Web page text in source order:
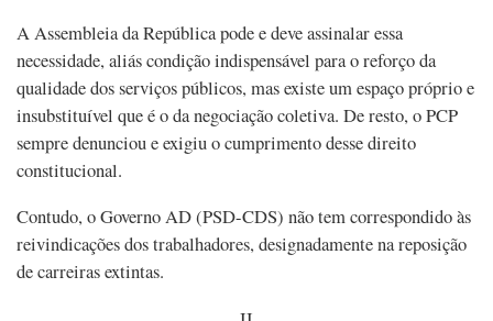
A Assembleia da República pode e deve assinalar essa
necessidade, aliás condição indispensável para o reforço da
qualidade dos serviços públicos, mas existe um espaço próprio e
insubstituível que é o da negociação coletiva. De resto, o PCP
sempre denunciou e exigiu o cumprimento desse direito
constitucional.
Contudo, o Governo AD (PSD-CDS) não tem correspondido às
reivindicações dos trabalhadores, designadamente na reposição
de carreiras extintas.